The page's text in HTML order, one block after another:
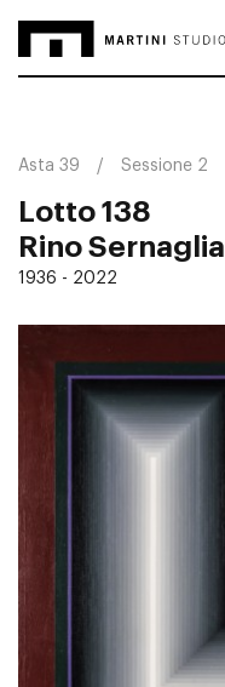
Asta 39 Sessione 2
Lotto 138
Rino Sernaglia
1936 - 2022